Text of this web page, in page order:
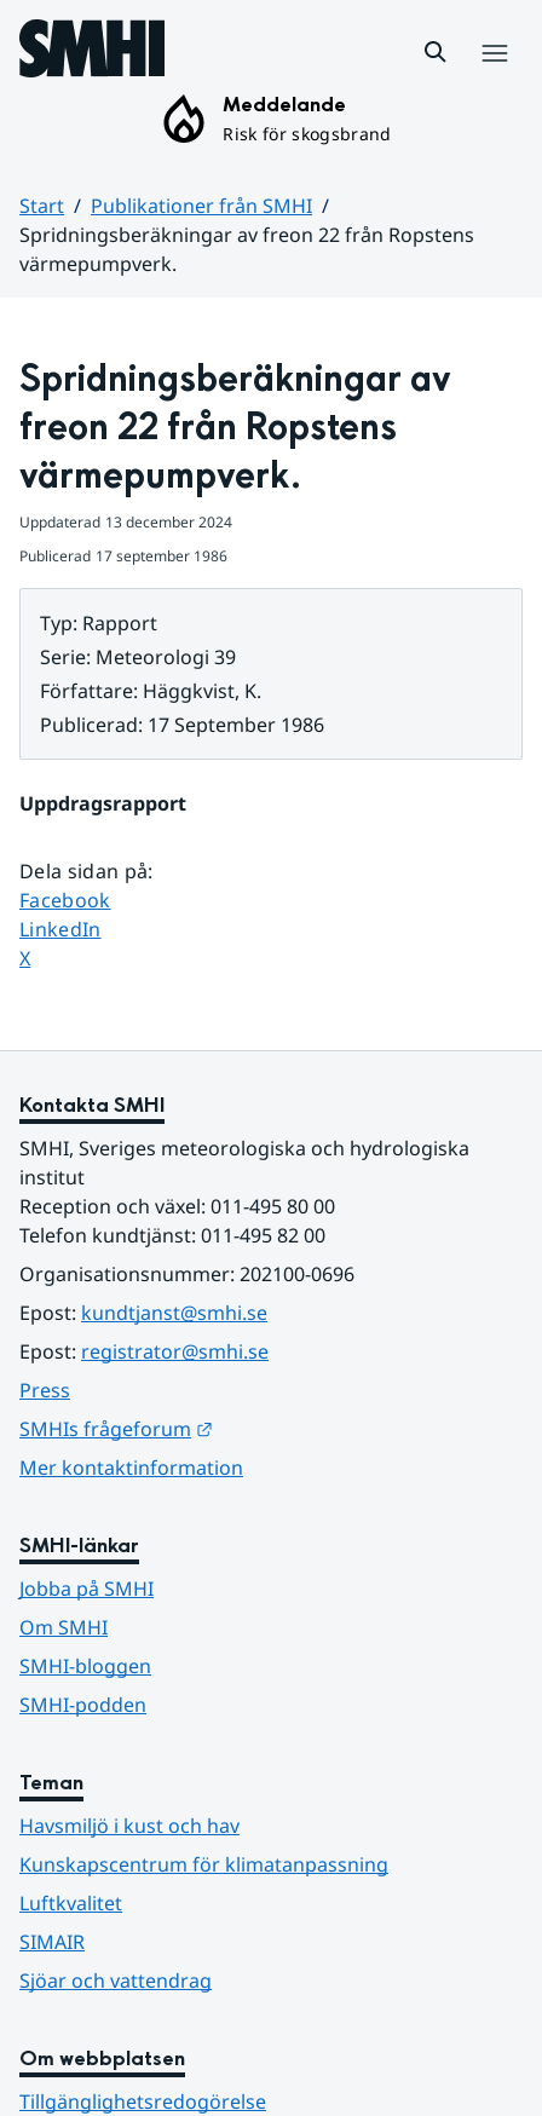
Hoppa till sidans innehåll
Meddelande
Risk för skogsbrand
Start
Publikationer från SMHI
Spridningsberäkningar av freon 22 från Ropstens
värmepumpverk.
Spridningsberäkningar av
freon 22 från Ropstens
värmepumpverk.
Uppdaterad 13 december 2024
Publicerad 17 september 1986
Typ: Rapport
Serie: Meteorologi 39
Författare: Häggkvist, K.
Publicerad: 17 September 1986
Uppdragsrapport
Dela sidan på:
Dela sidan på
Facebook
Dela sidan på
LinkedIn
Dela sidan på
X
Kontakta SMHI
SMHI, Sveriges meteorologiska och hydrologiska
institut
Reception och växel: 011-495 80 00
Telefon kundtjänst: 011-495 82 00
Organisationsnummer: 202100-0696
Epost: kundtjanst@smhi.se
Epost: registrator@smhi.se
Press
SMHIs frågeforum
Mer kontaktinformation
SMHI-länkar
Jobba på SMHI
Om SMHI
SMHI-bloggen
SMHI-podden
Teman
Havsmiljö i kust och hav
Kunskapscentrum för klimatanpassning
Luftkvalitet
SIMAIR
Sjöar och vattendrag
Om webbplatsen
Tillgänglighetsredogörelse